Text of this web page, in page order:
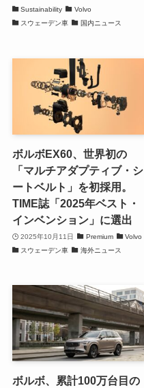
Sustainability
Volvo
スウェーデン車
国内ニュース
ボルボEX60、世界初の
「マルチアダプティブ・シ
ートベルト」を初採用。
TIME誌「2025年ベスト・
インベンション」に選出
2025年10月11日 Premium
Volvo
スウェーデン車
海外ニュース
ボルボ、累計100万台目の